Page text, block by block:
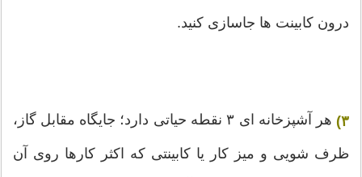
درون کابینت ها جاسازی کنید.
۳) هر آشپزخانه ای ۳ نقطه حیاتی دارد؛ جایگاه مقابل گاز،
ظرف شویی و میز کار یا کابینتی که اکثر کارها روی آن